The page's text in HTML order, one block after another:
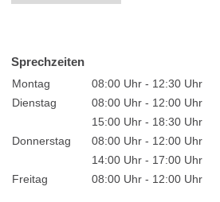
Sprechzeiten
Montag
08:00 Uhr - 12:30 Uhr
Dienstag
08:00 Uhr - 12:00 Uhr
15:00 Uhr - 18:30 Uhr
Donnerstag
08:00 Uhr - 12:00 Uhr
14:00 Uhr - 17:00 Uhr
Freitag
08:00 Uhr - 12:00 Uhr